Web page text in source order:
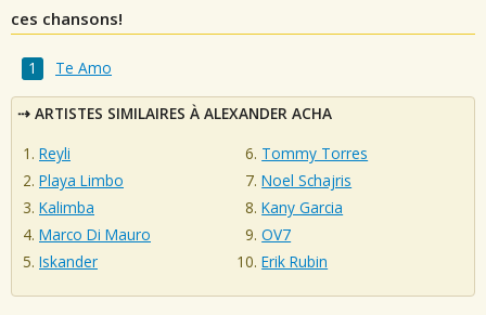
ces chansons!
Te Amo
ARTISTES SIMILAIRES À ALEXANDER ACHA
Reyli
Playa Limbo
Kalimba
Marco Di Mauro
Iskander
Tommy Torres
Noel Schajris
Kany Garcia
OV7
Erik Rubin